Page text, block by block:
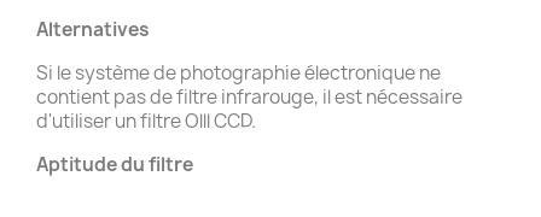
Alternatives
Si le système de photographie électronique ne
contient pas de filtre infrarouge, il est nécessaire
d'utiliser un filtre Olll CCD.
Aptitude du filtre